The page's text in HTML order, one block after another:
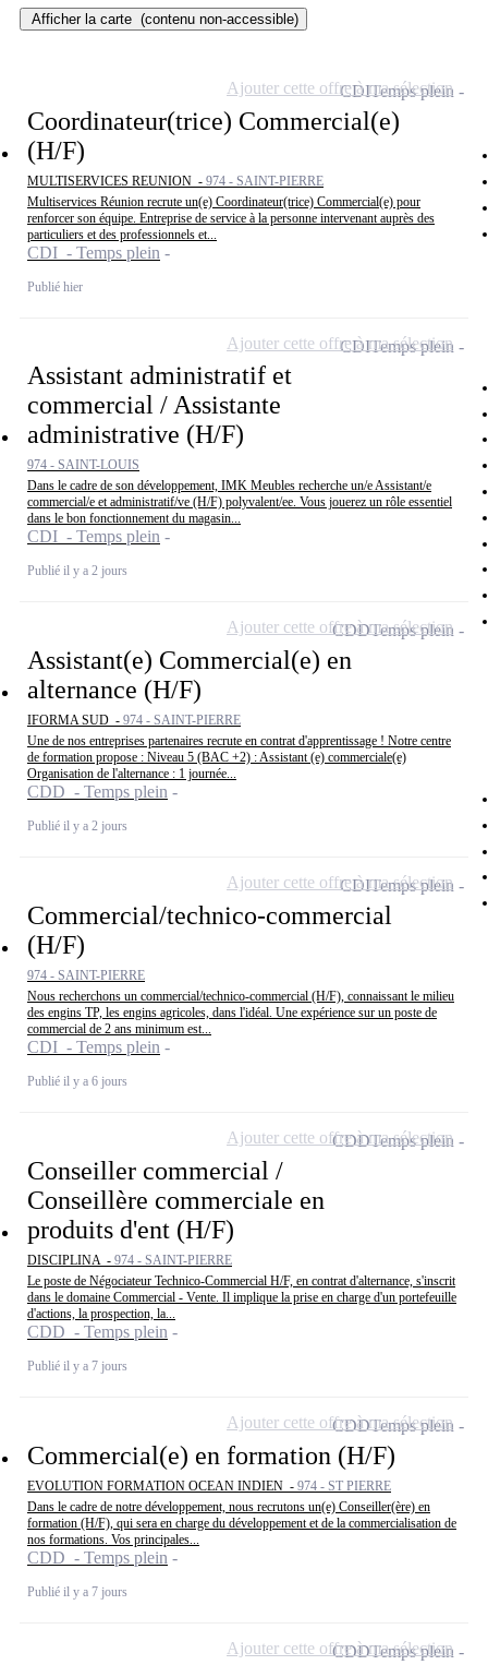
Afficher la carte (contenu non-accessible)
Coordinateur(trice) Commercial(e)
(H/F)
MULTISERVICES REUNION - 974 - SAINT-PIERRE
Multiservices Réunion recrute un(e) Coordinateur(trice) Commercial(e) pour
renforcer son équipe. Entreprise de service à la personne intervenant auprès des
particuliers et des professionnels et...
CDI - Temps plein
Publié hier
CDITemps plein
Ajouter cette offre à ma sélection
Assistant administratif et
commercial / Assistante
administrative (H/F)
974 - SAINT-LOUIS
Dans le cadre de son développement, IMK Meubles recherche un/e Assistant/e
commercial/e et administratif/ve (H/F) polyvalent/ee. Vous jouerez un rôle essentiel
dans le bon fonctionnement du magasin...
CDI - Temps plein
Publié il y a 2 jours
CDITemps plein
Ajouter cette offre à ma sélection
Assistant(e) Commercial(e) en
alternance (H/F)
IFORMA SUD - 974 - SAINT-PIERRE
Une de nos entreprises partenaires recrute en contrat d'apprentissage ! Notre centre
de formation propose : Niveau 5 (BAC +2) : Assistant (e) commerciale(e)
Organisation de l'alternance : 1 journée...
CDD - Temps plein
Publié il y a 2 jours
CDDTemps plein
Ajouter cette offre à ma sélection
Commercial/technico-commercial
(H/F)
974 - SAINT-PIERRE
Nous recherchons un commercial/technico-commercial (H/F), connaissant le milieu
des engins TP, les engins agricoles, dans l'idéal. Une expérience sur un poste de
commercial de 2 ans minimum est...
CDI - Temps plein
Publié il y a 6 jours
CDITemps plein
Ajouter cette offre à ma sélection
Conseiller commercial /
Conseillère commerciale en
produits d'ent (H/F)
DISCIPLINA - 974 - SAINT-PIERRE
Le poste de Négociateur Technico-Commercial H/F, en contrat d'alternance, s'inscrit
dans le domaine Commercial - Vente. Il implique la prise en charge d'un portefeuille
d'actions, la prospection, la...
CDD - Temps plein
Publié il y a 7 jours
CDDTemps plein
Ajouter cette offre à ma sélection
Commercial(e) en formation (H/F)
EVOLUTION FORMATION OCEAN INDIEN - 974 - ST PIERRE
Dans le cadre de notre développement, nous recrutons un(e) Conseiller(ère) en
formation (H/F), qui sera en charge du développement et de la commercialisation de
nos formations. Vos principales...
CDD - Temps plein
Publié il y a 7 jours
CDDTemps plein
Ajouter cette offre à ma sélection
CDDTemps plein
Ajouter cette offre à ma sélection